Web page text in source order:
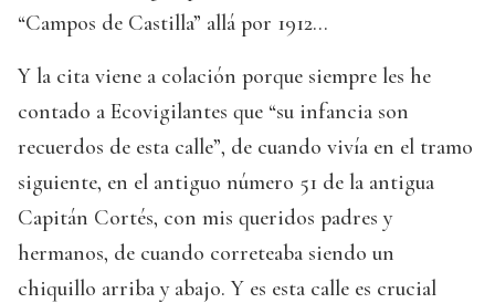
“Campos de Castilla” allá por 1912...
Y la cita viene a colación porque siempre les he
contado a Ecovigilantes que “su infancia son
recuerdos de esta calle”, de cuando vivía en el tramo
siguiente, en el antiguo número 51 de la antigua
Capitán Cortés, con mis queridos padres y
hermanos, de cuando correteaba siendo un
chiquillo arriba y abajo. Y es esta calle es crucial